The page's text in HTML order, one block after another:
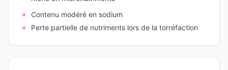
✗
Contenu modéré en sodium
✗
Perte partielle de nutriments lors de la torréfaction